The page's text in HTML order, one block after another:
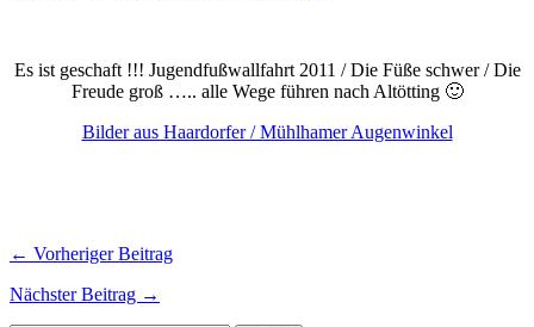
Es ist geschaft !!! Jugendfußwallfahrt 2011 / Die Füße schwer / Die
Freude groß ….. alle Wege führen nach Altötting 🙂
Bilder aus Haardorfer / Mühlhamer Augenwinkel
← Vorheriger Beitrag
Nächster Beitrag →